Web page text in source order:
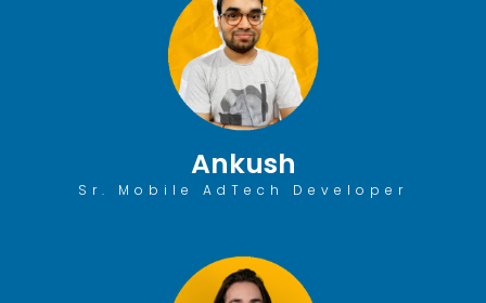
Ankush
Sr. Mobile AdTech Developer